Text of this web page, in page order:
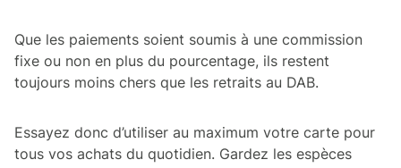
Que les paiements soient soumis à une commission
fixe ou non en plus du pourcentage, ils restent
toujours moins chers que les retraits au DAB.
Essayez donc d’utiliser au maximum votre carte pour
tous vos achats du quotidien. Gardez les espèces